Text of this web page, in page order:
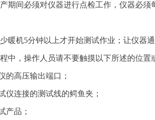
期间必须对仪器进行点检工作，仪器必
暖机5分钟以上才开始测试作业；让仪器
中，操作人员请不要触摸以下所述的位置
的高压输出端口；
仪连接的测试线的鳄鱼夹；
产品；